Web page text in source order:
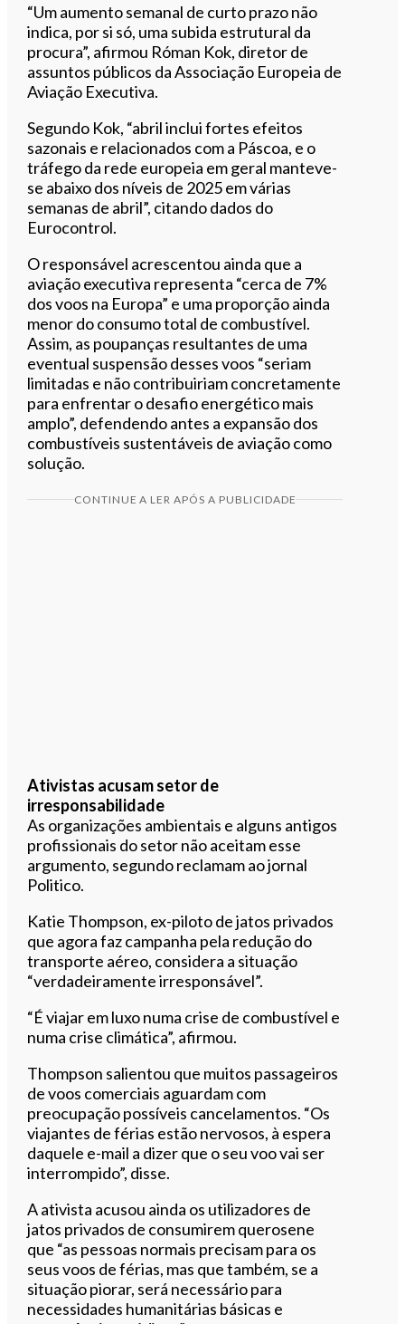
“Um aumento semanal de curto prazo não
indica, por si só, uma subida estrutural da
procura”, afirmou Róman Kok, diretor de
assuntos públicos da Associação Europeia de
Aviação Executiva.
Segundo Kok, “abril inclui fortes efeitos
sazonais e relacionados com a Páscoa, e o
tráfego da rede europeia em geral manteve-
se abaixo dos níveis de 2025 em várias
semanas de abril”, citando dados do
Eurocontrol.
O responsável acrescentou ainda que a
aviação executiva representa “cerca de 7%
dos voos na Europa” e uma proporção ainda
menor do consumo total de combustível.
Assim, as poupanças resultantes de uma
eventual suspensão desses voos “seriam
limitadas e não contribuiriam concretamente
para enfrentar o desafio energético mais
amplo”, defendendo antes a expansão dos
combustíveis sustentáveis de aviação como
solução.
CONTINUE A LER APÓS A PUBLICIDADE
Ativistas acusam setor de
irresponsabilidade
As organizações ambientais e alguns antigos
profissionais do setor não aceitam esse
argumento, segundo reclamam ao jornal
Politico.
Katie Thompson, ex-piloto de jatos privados
que agora faz campanha pela redução do
transporte aéreo, considera a situação
“verdadeiramente irresponsável”.
“É viajar em luxo numa crise de combustível e
numa crise climática”, afirmou.
Thompson salientou que muitos passageiros
de voos comerciais aguardam com
preocupação possíveis cancelamentos. “Os
viajantes de férias estão nervosos, à espera
daquele e-mail a dizer que o seu voo vai ser
interrompido”, disse.
A ativista acusou ainda os utilizadores de
jatos privados de consumirem querosene
que “as pessoas normais precisam para os
seus voos de férias, mas que também, se a
situação piorar, será necessário para
necessidades humanitárias básicas e